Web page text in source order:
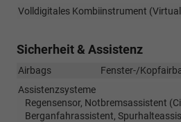
Volldigitales Kombiinstrument
Sicherheit & Assistenz
Airbags
Fenster-/
Assistenzsysteme
Regensensor, Notbremsassistent
Berganfahrassistent,